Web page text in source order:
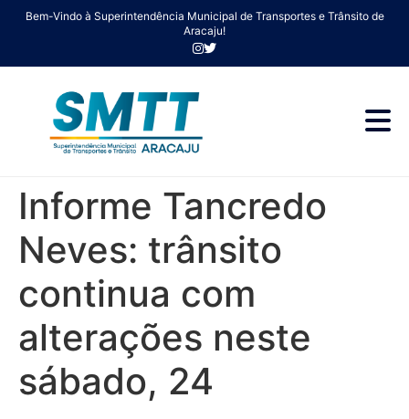
Bem-Vindo à Superintendência Municipal de Transportes e Trânsito de
Aracaju!
Informe Tancredo
Neves: trânsito
continua com
alterações neste
sábado, 24